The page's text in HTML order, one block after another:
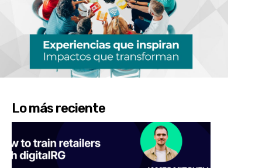
Lo más reciente